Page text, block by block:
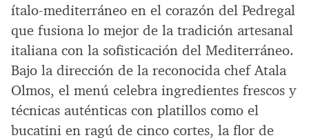
ítalo-mediterráneo en el corazón del Pedregal
que fusiona lo mejor de la tradición artesanal
italiana con la sofisticación del Mediterráneo.
Bajo la dirección de la reconocida chef Atala
Olmos, el menú celebra ingredientes frescos y
técnicas auténticas con platillos como el
bucatini en ragú de cinco cortes, la flor de